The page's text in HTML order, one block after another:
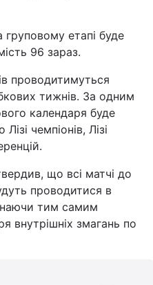
етапі буде
96 зараз.
проводитимуться
тижнів. За одним
календаря буде
чемпіонів, Лізі
що всі матчі до
проводитися в
тим самим
внутрішніх змагань по